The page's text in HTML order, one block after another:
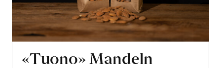
«Tuono» Mandeln